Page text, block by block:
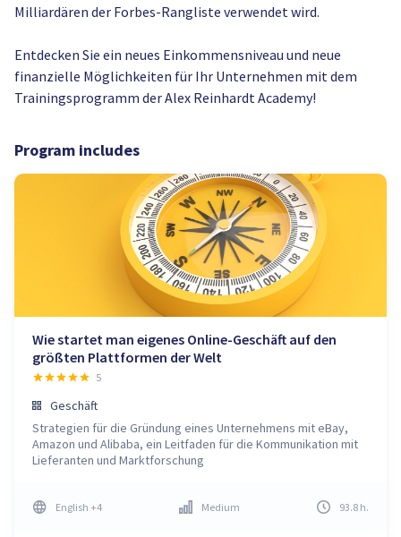
Milliardären der Forbes-Rangliste verwendet wird.
Entdecken Sie ein neues Einkommensniveau und neue
finanzielle Möglichkeiten für Ihr Unternehmen mit dem
Trainingsprogramm der Alex Reinhardt Academy!
Program includes
Wie startet man eigenes Online-Geschäft auf den
größten Plattformen der Welt
5
Geschäft
Strategien für die Gründung eines Unternehmens mit eBay,
Amazon und Alibaba, ein Leitfaden für die Kommunikation mit
Lieferanten und Marktforschung
English +4 Medium 93.8 h.